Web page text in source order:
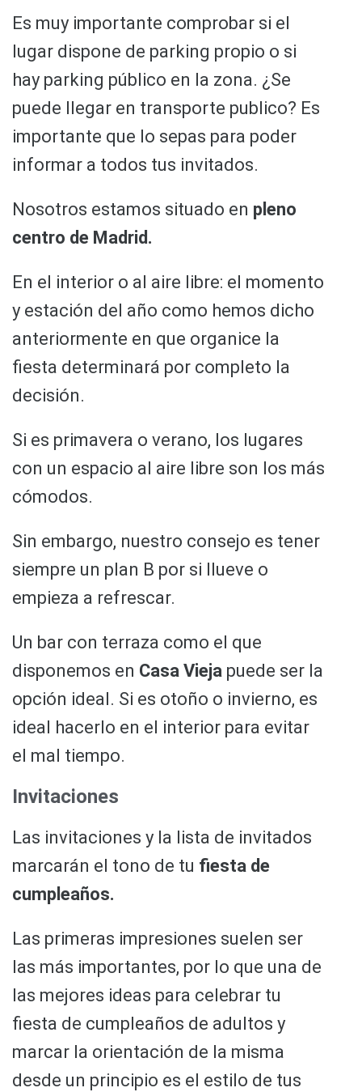
Es muy importante comprobar si el
lugar dispone de parking propio o si
hay parking público en la zona. ¿Se
puede llegar en transporte publico? Es
importante que lo sepas para poder
informar a todos tus invitados.
Nosotros estamos situado en pleno
centro de Madrid.
En el interior o al aire libre: el momento
y estación del año como hemos dicho
anteriormente en que organice la
fiesta determinará por completo la
decisión.
Si es primavera o verano, los lugares
con un espacio al aire libre son los más
cómodos.
Sin embargo, nuestro consejo es tener
siempre un plan B por si llueve o
empieza a refrescar.
Un bar con terraza como el que
disponemos en Casa Vieja puede ser la
opción ideal. Si es otoño o invierno, es
ideal hacerlo en el interior para evitar
el mal tiempo.
Invitaciones
Las invitaciones y la lista de invitados
marcarán el tono de tu fiesta de
cumpleaños.
Las primeras impresiones suelen ser
las más importantes, por lo que una de
las mejores ideas para celebrar tu
fiesta de cumpleaños de adultos y
marcar la orientación de la misma
desde un principio es el estilo de tus